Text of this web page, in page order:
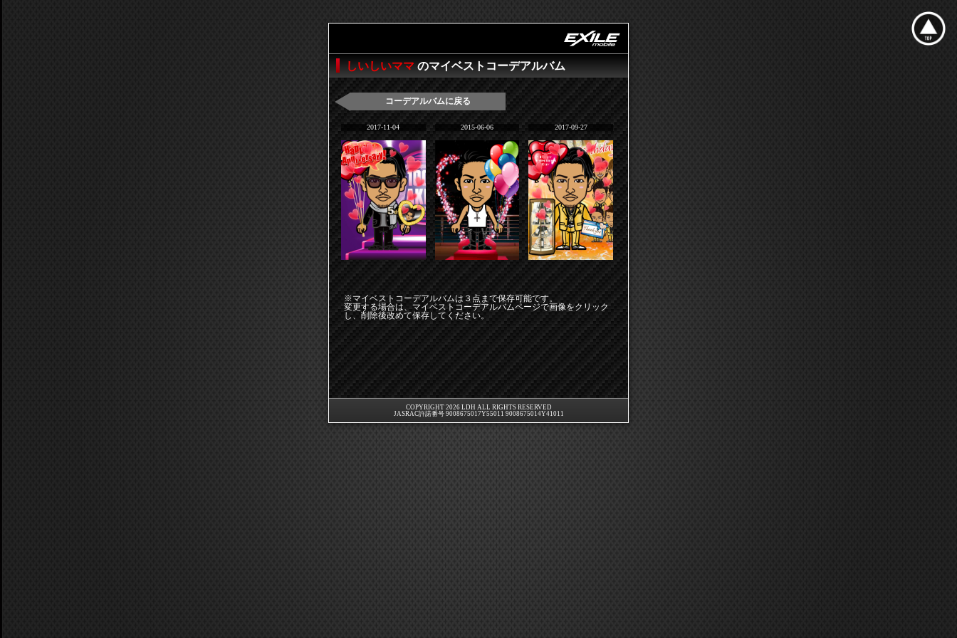
しいしいママ のマイベストコーデアルバム
コーデアルバムに戻る
2017-11-04 2015-06-06 2017-09-27
※マイベストコーデアルバムは３点まで保存可能です。
変更する場合は、マイベストコーデアルバムページで画像をクリック
し、削除後改めて保存してください。
COPYRIGHT 2026 LDH ALL RIGHTS RESERVED
JASRAC許諾番号 9008675017Y55011 9008675014Y41011
EXILE mobile TOP